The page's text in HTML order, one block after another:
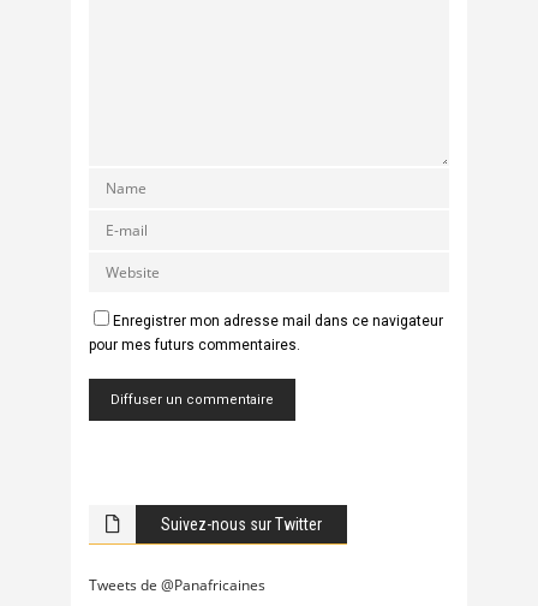
Enregistrer mon adresse mail dans ce navigateur
pour mes futurs commentaires.
Suivez-nous sur Twitter
Tweets de @Panafricaines